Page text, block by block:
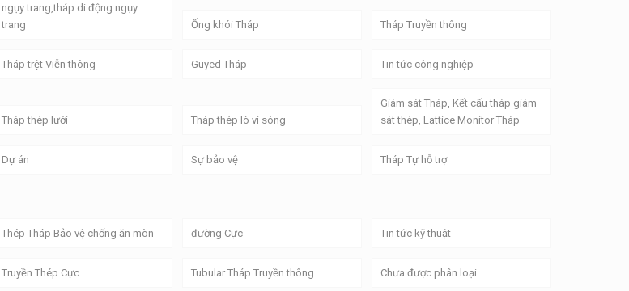
ngụy trang,tháp di động ngụy
trang
Ống khói Tháp Tháp Truyền thông
Tháp trệt Viễn thông Guyed Tháp Tin tức công nghiệp
Tháp thép lưới Tháp thép lò vi sóng
Giám sát Tháp, Kết cấu tháp giám
sát thép, Lattice Monitor Tháp
Dự án Sự bảo vệ Tháp Tự hỗ trợ
Thép Tháp Bảo vệ chống ăn mòn đường Cực Tin tức kỹ thuật
Truyền Thép Cực Tubular Tháp Truyền thông Chưa được phân loại